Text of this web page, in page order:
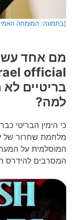
[בתמונה: המומחה
מם אחד
בריטיים
למה?
כי הימין הבריטי
מלחמת שחרור של
המוסלמית על
המסרבים להידרס